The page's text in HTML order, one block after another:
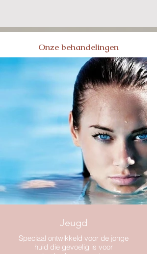
Onze behandelingen
Jeugd
Speciaal ontwikkeld voor de jonge
huid die gevoelig is voor